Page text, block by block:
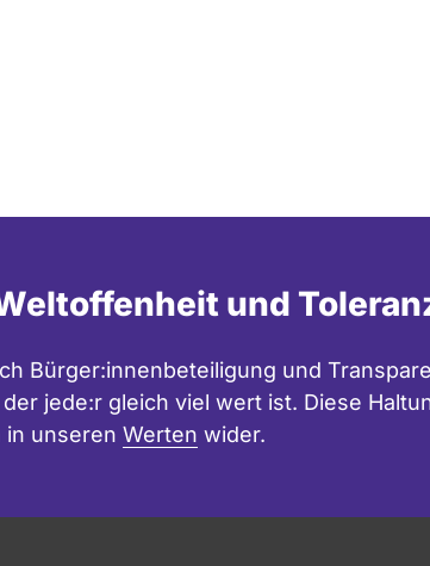
und
Bürger:innenbeteiligung und
jede:r gleich viel wert ist. Diese
in unseren Werten wider.